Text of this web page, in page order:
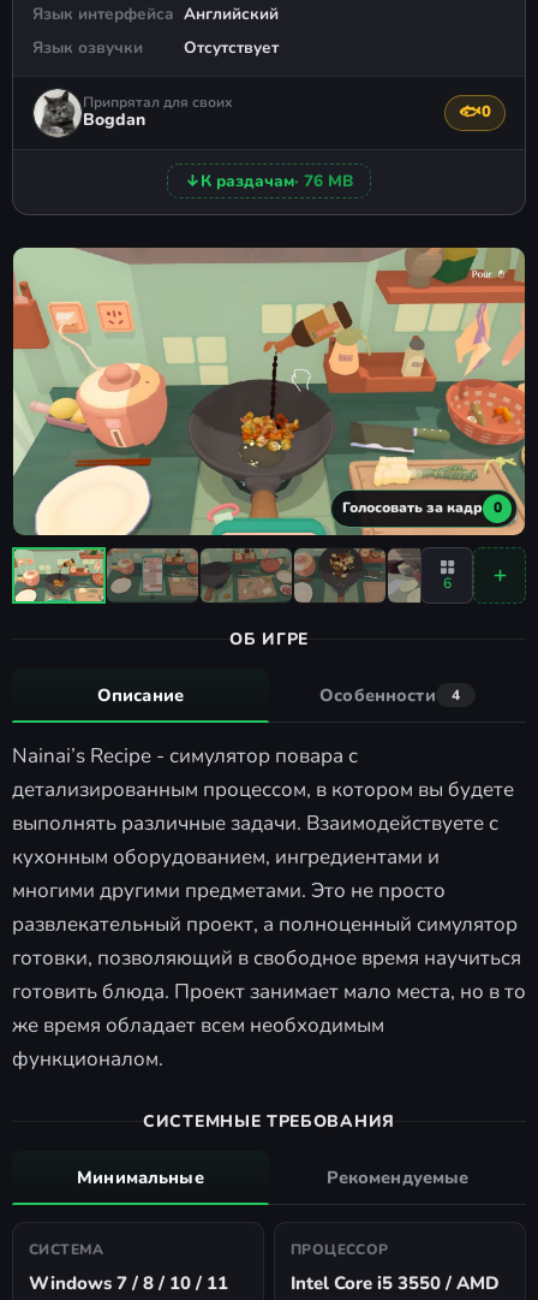
Язык интерфейса Английский
Язык озвучки
Отсутствует
Припрятал для своих
Bogdan 🐟0
↓К раздачам· 76 MB
Голосовать за кадр 0
6
ОБ ИГРЕ
Описание Особенности 4
Nainai’s Recipe - симулятор повара с
детализированным процессом, в котором вы будете
выполнять различные задачи. Взаимодействуете с
кухонным оборудованием, ингредиентами и
многими другими предметами. Это не просто
развлекательный проект, а полноценный симулятор
готовки, позволяющий в свободное время научиться
готовить блюда. Проект занимает мало места, но в то
же время обладает всем необходимым
функционалом.
СИСТЕМНЫЕ ТРЕБОВАНИЯ
Минимальные Рекомендуемые
СИСТЕМА
Windows 7 / 8 / 10 / 11
ПРОЦЕССОР
Intel Core i5 3550 / AMD